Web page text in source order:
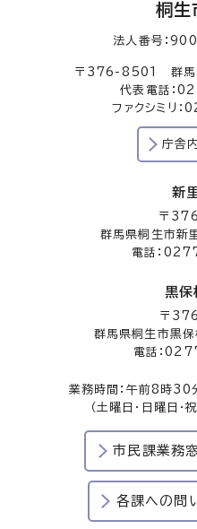
桐生
法人番号：
〒376-8501 群馬
代表電話：
ファクシミリ
庁舎
新
〒
群馬県桐生市新
電話：
黒保
〒
群馬県桐生市黒
電話：
業務時間：午前8時
（土曜日・日曜日・
市民課業務
各課への問